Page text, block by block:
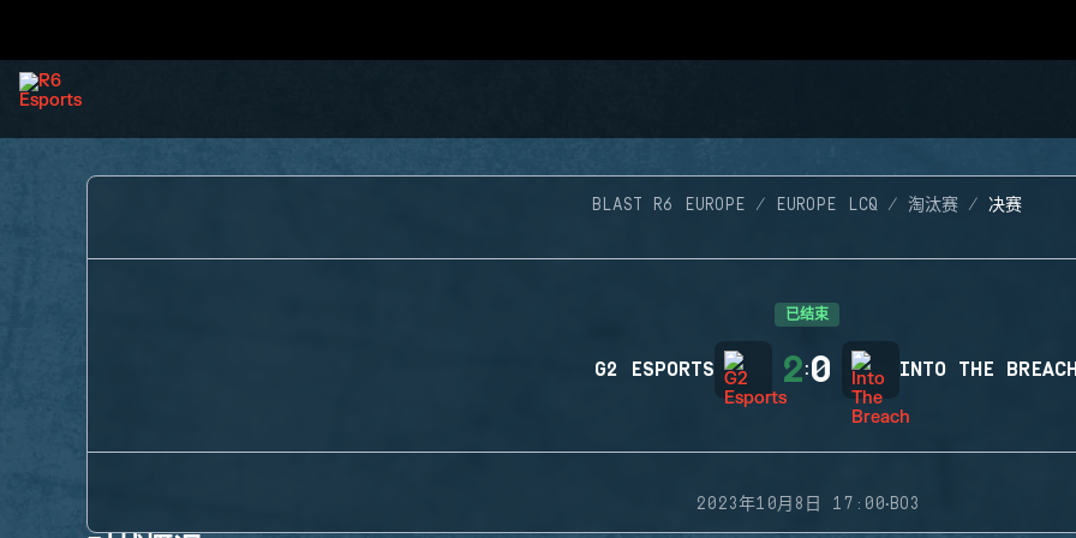
BLAST R6 EUROPE EUROPE LCQ 淘汰赛 决赛
已结束
G2 ESPORTS 2:0 INTO THE
2023年10月8日 17:00·BO3